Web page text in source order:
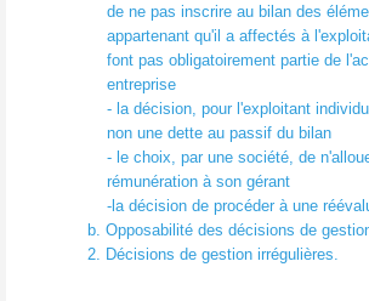
de ne pas inscrire au bilan des
appartenant qu'il a affectés à
font pas obligatoirement partie de
entreprise
- la décision, pour l'exploitant
non une dette au passif du bilan
- le choix, par une société, de
rémunération à son gérant
-la décision de procéder à une
b. Opposabilité des décisions de
2. Décisions de gestion irrégulières.